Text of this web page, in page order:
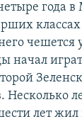
года
чешется
начал
Несколько
лет жил